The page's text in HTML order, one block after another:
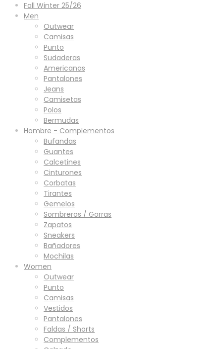
Fall Winter 25/26
Men
Outwear
Camisas
Punto
Sudaderas
Americanas
Pantalones
Jeans
Camisetas
Polos
Bermudas
Hombre - Complementos
Bufandas
Guantes
Calcetines
Cinturones
Corbatas
Tirantes
Gemelos
Sombreros / Gorras
Zapatos
Sneakers
Bañadores
Mochilas
Women
Outwear
Punto
Camisas
Vestidos
Pantalones
Faldas / Shorts
Complementos